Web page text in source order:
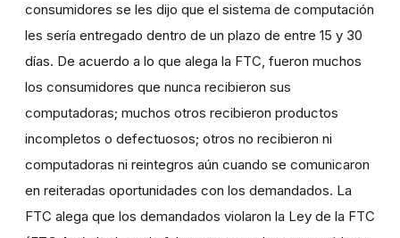
consumidores se les dijo que el sistema de computación
les sería entregado dentro de un plazo de entre 15 y 30
días. De acuerdo a lo que alega la FTC, fueron muchos
los consumidores que nunca recibieron sus
computadoras; muchos otros recibieron productos
incompletos o defectuosos; otros no recibieron ni
computadoras ni reintegros aún cuando se comunicaron
en reiteradas oportunidades con los demandados. La
FTC alega que los demandados violaron la Ley de la FTC